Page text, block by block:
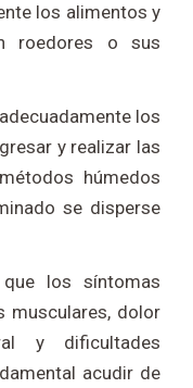
los alimentos y
roedores o sus
los
y realizar las
húmedos
se disperse
los síntomas
musculares, dolor
y dificultades
acudir de